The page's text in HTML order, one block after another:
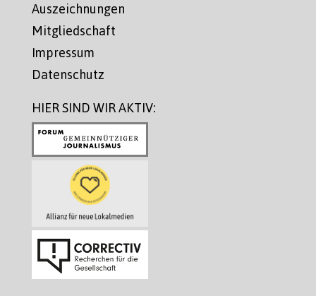
Auszeichnungen
Mitgliedschaft
Impressum
Datenschutz
HIER SIND WIR AKTIV: